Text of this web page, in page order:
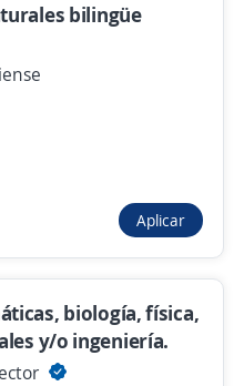
Antioquia
bilingüe
Aplicar
biología, física,
y/o ingeniería.